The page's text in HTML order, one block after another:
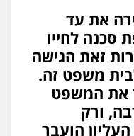
את עד
סכנה לחייו
זאת הגישה
משפט זה.
את המשפט
ורק
הועבר